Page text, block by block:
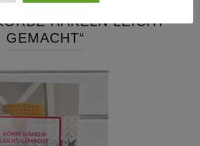
HÄKELN LEICHT
GEMACHT“